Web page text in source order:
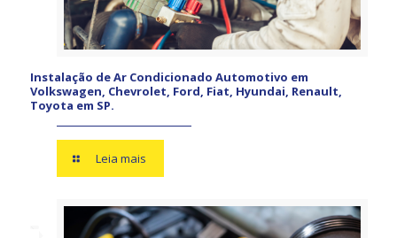
Instalação de Ar Condicionado Automotivo em
Volkswagen, Chevrolet, Ford, Fiat, Hyundai, Renault,
Toyota em SP.
Leia mais